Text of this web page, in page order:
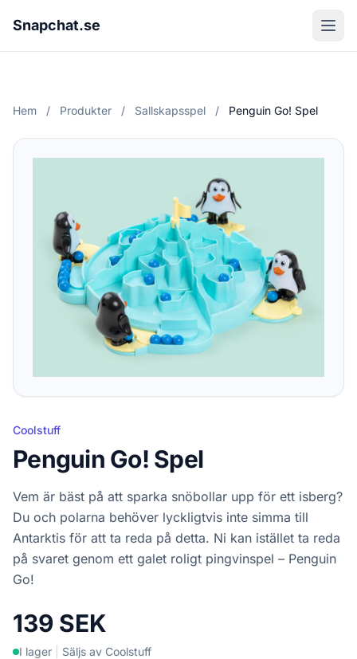
Snapchat.se
Hem / Produkter / Sallskapsspel / Penguin Go! Spel
Coolstuff
Penguin Go! Spel
Vem är bäst på att sparka snöbollar upp för ett isberg?
Du och polarna behöver lyckligtvis inte simma till
Antarktis för att ta reda på detta. Ni kan istället ta reda
på svaret genom ett galet roligt pingvinspel – Penguin
Go!
139 SEK
I lager Säljs av Coolstuff